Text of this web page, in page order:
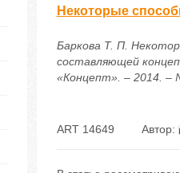
Некоторые
Баркова Т. П.
составляющей
«Концепт». – 2014. –
ART 14649 Автор: